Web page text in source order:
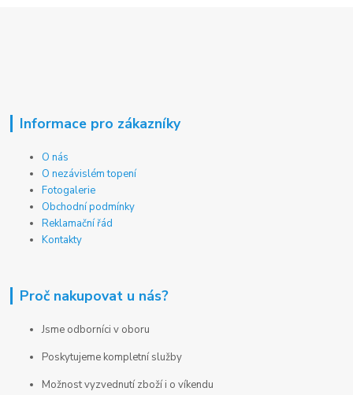
Informace pro zákazníky
O nás
O nezávislém topení
Fotogalerie
Obchodní podmínky
Reklamační řád
Kontakty
Proč nakupovat u nás?
Jsme odborníci v oboru
Poskytujeme kompletní služby
Možnost vyzvednutí zboží i o víkendu